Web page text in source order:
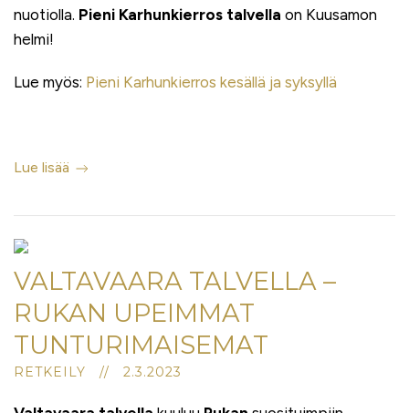
nuotiolla. Pieni Karhunkierros talvella on Kuusamon
helmi!
Lue myös: Pieni Karhunkierros kesällä ja syksyllä
Lue lisää
VALTAVAARA TALVELLA –
RUKAN UPEIMMAT
TUNTURIMAISEMAT
RETKEILY // 2.3.2023